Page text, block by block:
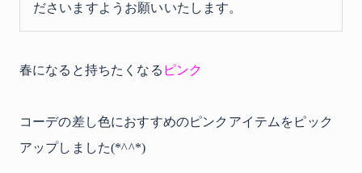
ださいますようお願いいたします。
春になると持ちたくなる ピンク
コーデの差し色におすすめのピンクアイテムをピック
アップしました(*^^*)